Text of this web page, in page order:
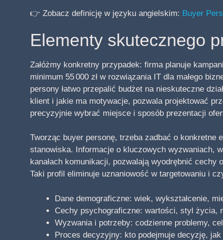
👉 Zobacz definicję w języku angielskim: Buyer
Elementy skutecznego
Załóżmy konkretny przypadek: firma planuje
minimum 55 000 zł w rozwiązania IT dla małego
persony łatwo przepalić budżet na nieskuteczne
klient i jakie ma motywacje, pozwala projektować
precyzyjnie wybrać miejsce i sposób prezentacji
Tworząc buyer personę, trzeba zadbać o
stanowiska. Informacje o kluczowych wyzwaniach,
kanałach komunikacji, pozwalają wyodrębnić
Taki profil eliminuje uznaniowość w targetowaniu i
Dane demograficzne: wiek, wykształcenie,
Cechy psychograficzne: wartości, styl życia,
Wyzwania i potrzeby: codzienne problemy,
Proces decyzyjny: kto podejmuje decyzję,